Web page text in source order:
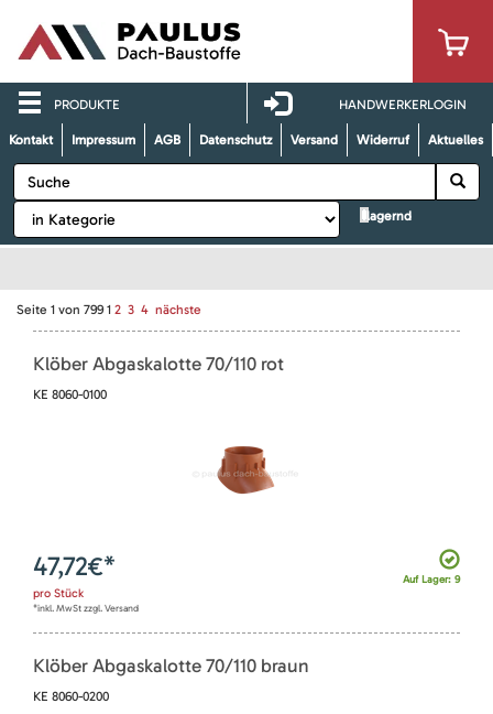
PRODUKTE HANDWERKERLOGIN
Kontakt Impressum AGB Datenschutz Versand Widerruf Aktuelles
lagernd
Seite 1 von 799 1 2 3 4 nächste
Klöber Abgaskalotte 70/110 rot
KE 8060-0100
Auf Lager: 9
47,72€*
pro Stück
*inkl. MwSt zzgl. Versand
Klöber Abgaskalotte 70/110 braun
KE 8060-0200